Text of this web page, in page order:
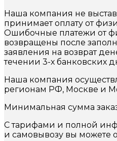
Наша компания не
принимает оплату от
Ошибочные платежи от
возвращены после
заявления на возврат
течении 3-х банковских
Наша компания
регионам РФ, Москве и
Минимальная сумма
С тарифами и полной
и самовывозу вы можете